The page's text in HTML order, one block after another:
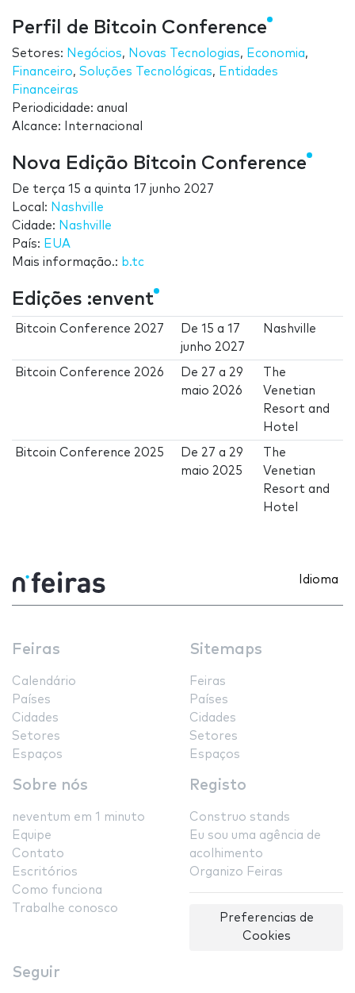
Perfil de Bitcoin Conference
Setores: Negócios, Novas Tecnologias, Economia,
Financeiro, Soluções Tecnológicas, Entidades
Financeiras
Periodicidade: anual
Alcance: Internacional
Nova Edição Bitcoin Conference
De terça 15 a quinta 17 junho 2027
Local: Nashville
Cidade: Nashville
País: EUA
Mais informação.: b.tc
Edições :envent
Bitcoin Conference 2027 De15 a17
junho 2027
Nashville
Bitcoin Conference 2026 De 27 a 29
maio 2026
The
Venetian
Resort and
Hotel
Bitcoin Conference 2025 De 27 a 29
maio 2025
The
Venetian
Resort and
Hotel
Idioma
Feiras
Calendário
Países
Cidades
Setores
Espaços
Sitemaps
Feiras
Países
Cidades
Setores
Espaços
Sobre nós
neventum em 1 minuto
Equipe
Contato
Escritórios
Como funciona
Trabalhe conosco
Registo
Construo stands
Eu sou uma agência de
acolhimento
Organizo Feiras
Preferencias de
Cookies
Seguir